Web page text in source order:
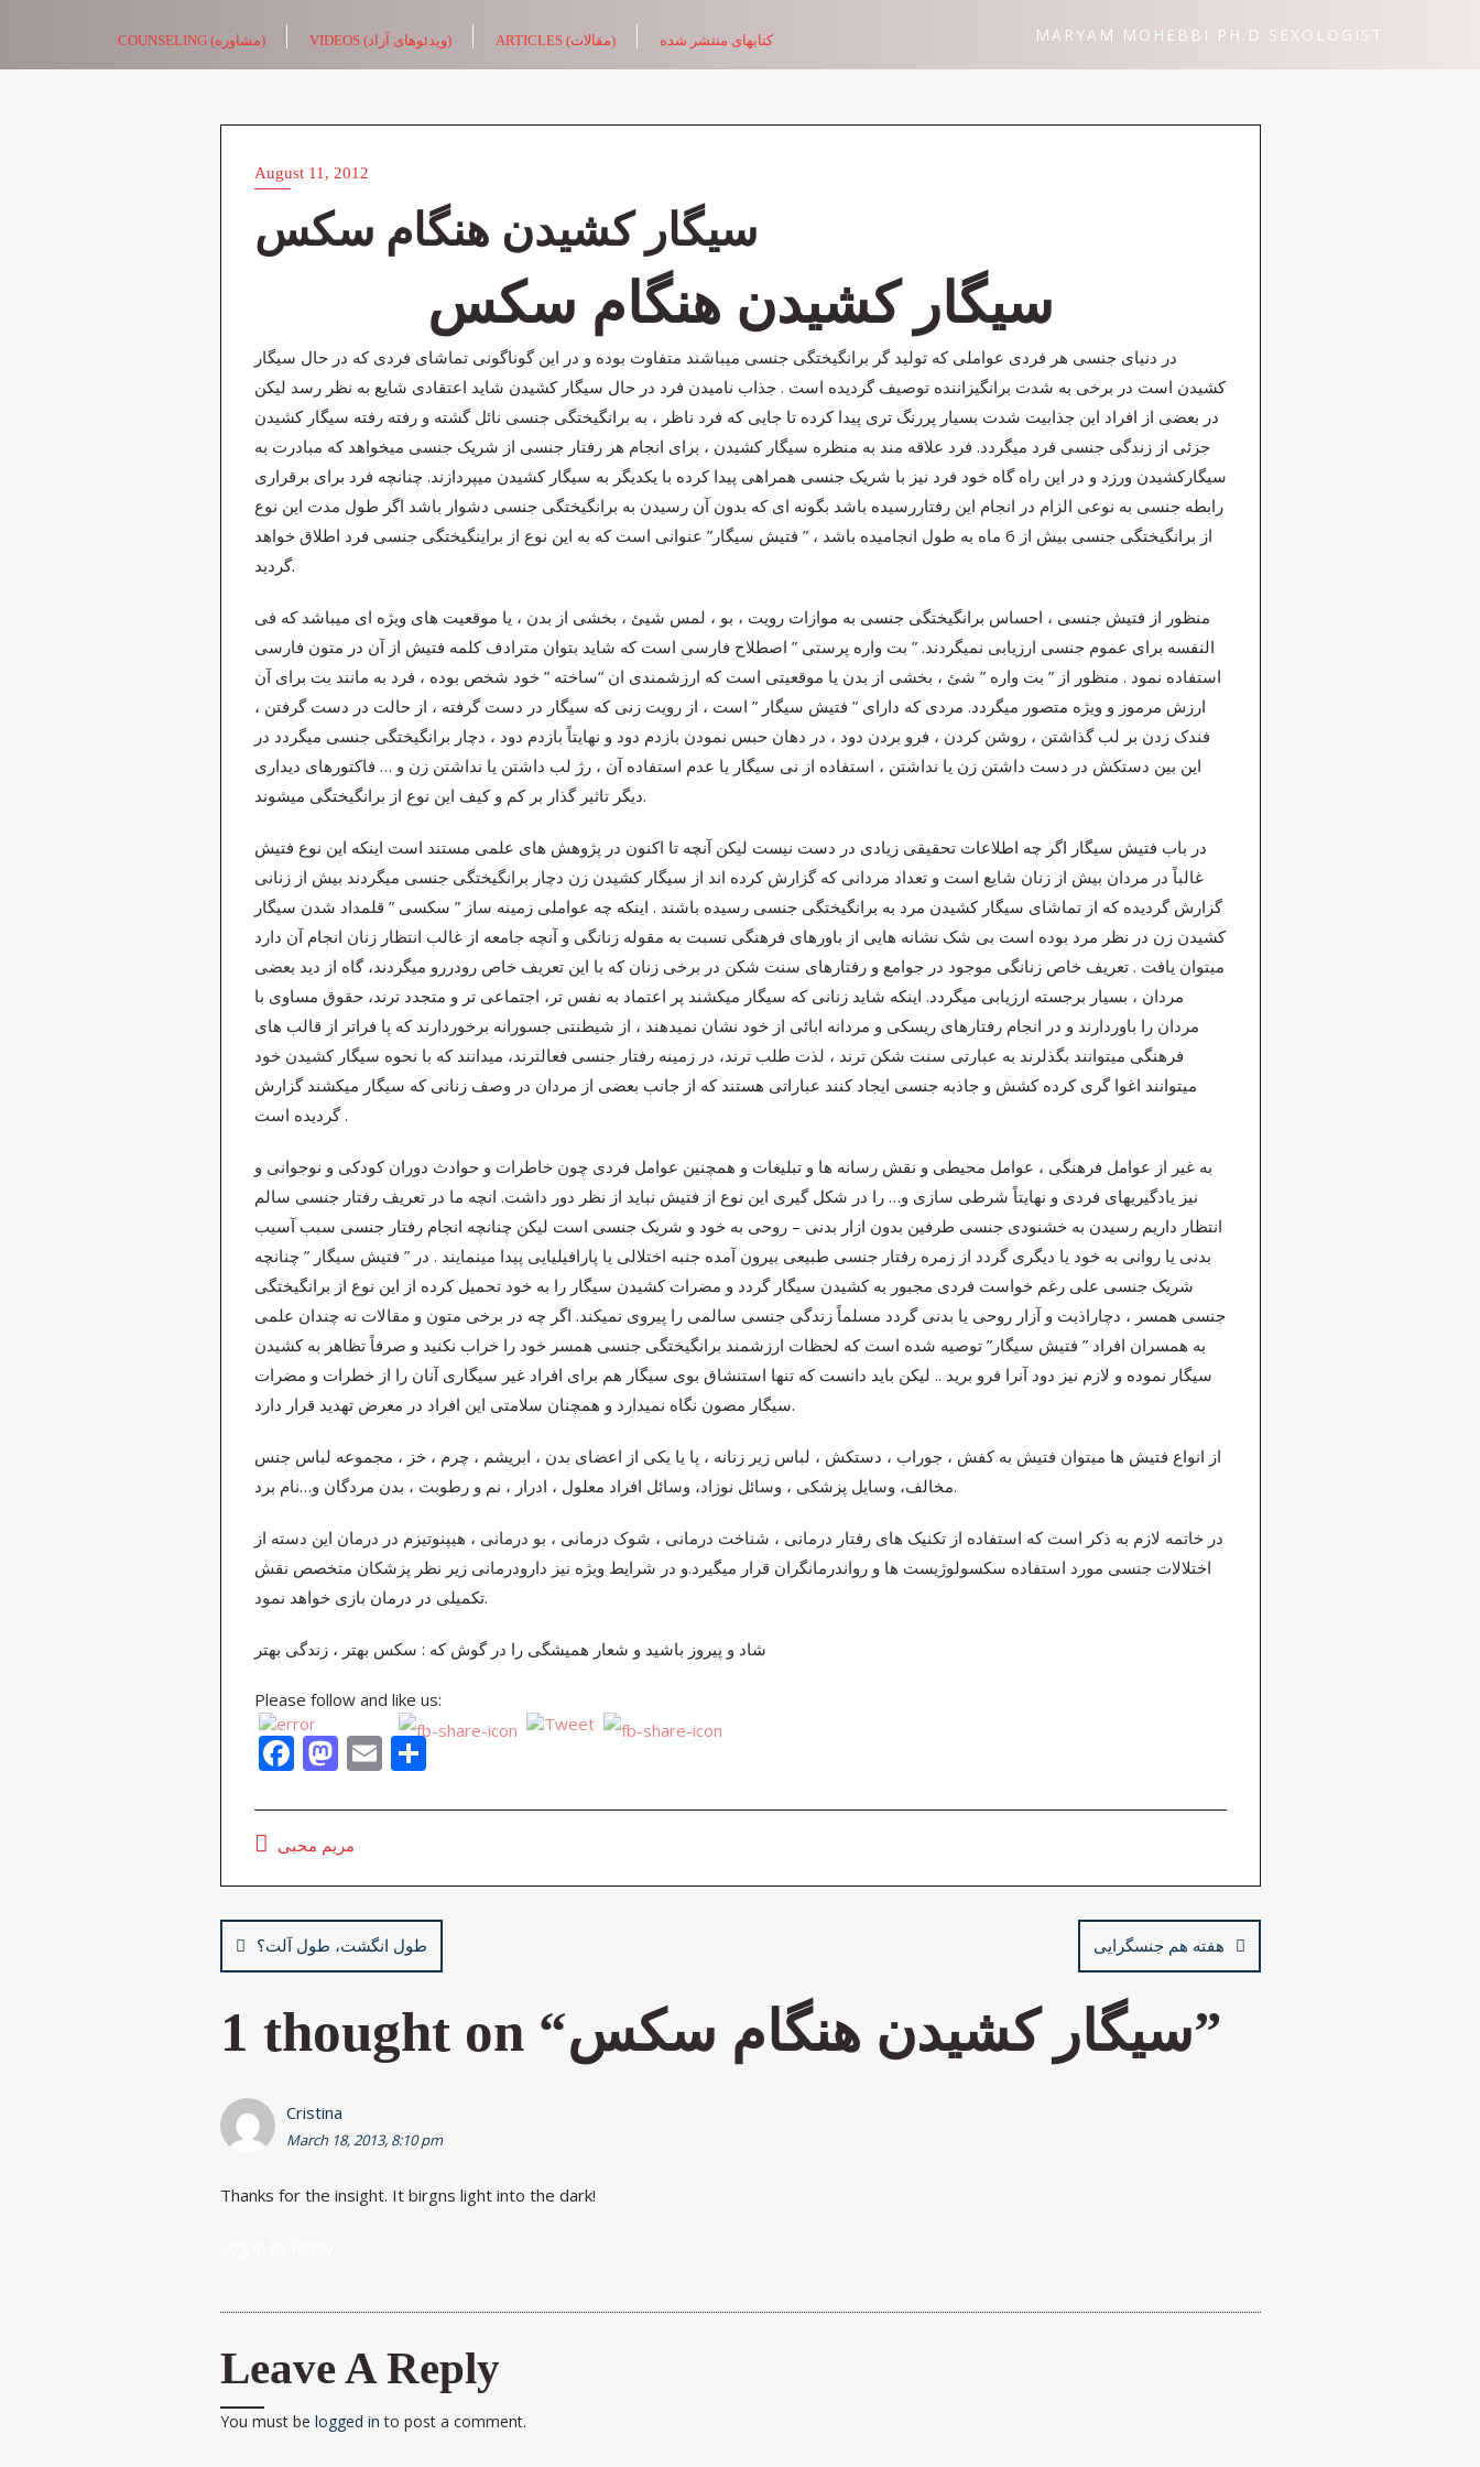
content
MARYAM MOHEBBI PH.D SEXOLOGIST COUNSELING (مشاوره) VIDEOS (ویدئوهای آزاد) ARTICLES (مقالات) کتابهای منتشر شده
August 11, 2012
سیگار کشیدن هنگام سکس
سیگار کشیدن هنگام سکس
در دنیای جنسی هر فردی عواملی که تولید گر برانگیختگی جنسی میباشند متفاوت بوده و در این گوناگونی تماشای فردی که در حال سیگار
کشیدن است در برخی به شدت برانگیزاننده توصیف گردیده است . جذاب نامیدن فرد در حال سیگار کشیدن شاید اعتقادی شایع به نظر رسد لیکن
در بعضی از افراد این جذابیت شدت بسیار پررنگ تری پیدا کرده تا جایی که فرد ناظر ، به برانگیختگی جنسی نائل گشته و رفته رفته سیگار کشیدن
جزئی از زندگی جنسی فرد میگردد. فرد علاقه مند به منظره سیگار کشیدن ، برای انجام هر رفتار جنسی از شریک جنسی میخواهد که مبادرت به
سیگارکشیدن ورزد و در این راه گاه خود فرد نیز با شریک جنسی همراهی پیدا کرده با یکدیگر به سیگار کشیدن میپردازند. چنانچه فرد برای برقراری
رابطه جنسی به نوعی الزام در انجام این رفتاررسیده باشد بگونه ای که بدون آن رسیدن به برانگیختگی جنسی دشوار باشد اگر طول مدت این نوع
از برانگیختگی جنسی بیش از 6 ماه به طول انجامیده باشد ، ” فتیش سیگار” عنوانی است که به این نوع از براینگیختگی جنسی فرد اطلاق خواهد
گردید.
منظور از فتیش جنسی ، احساس برانگیختگی جنسی به موازات رویت ، بو ، لمس شیئ ، بخشی از بدن ، یا موقعیت های ویژه ای میباشد که فی
النفسه برای عموم جنسی ارزیابی نمیگردند. ” بت واره پرستی ” اصطلاح فارسی است که شاید بتوان مترادف کلمه فتیش از آن در متون فارسی
استفاده نمود . منظور از ” بت واره ” شئ ، بخشی از بدن یا موقعیتی است که ارزشمندی ان “ساخته ” خود شخص بوده ، فرد به مانند بت برای آن
ارزش مرموز و ویژه متصور میگردد. مردی که دارای ” فتیش سیگار ” است ، از رویت زنی که سیگار در دست گرفته ، از حالت در دست گرفتن ،
فندک زدن بر لب گذاشتن ، روشن کردن ، فرو بردن دود ، در دهان حبس نمودن بازدم دود و نهایتاً بازدم دود ، دچار برانگیختگی جنسی میگردد در
این بین دستکش در دست داشتن زن یا نداشتن ، استفاده از نی سیگار یا عدم استفاده آن ، رژ لب داشتن یا نداشتن زن و … فاکتورهای دیداری
دیگر تاثیر گذار بر کم و کیف این نوع از برانگیختگی میشوند.
در باب فتیش سیگار اگر چه اطلاعات تحقیقی زیادی در دست نیست لیکن آنچه تا اکنون در پژوهش های علمی مستند است اینکه این نوع فتیش
غالباً در مردان بیش از زنان شایع است و تعداد مردانی که گزارش کرده اند از سیگار کشیدن زن دچار برانگیختگی جنسی میگردند بیش از زنانی
گزارش گردیده که از تماشای سیگار کشیدن مرد به برانگیختگی جنسی رسیده باشند . اینکه چه عواملی زمینه ساز ” سکسی ” قلمداد شدن سیگار
کشیدن زن در نظر مرد بوده است بی شک نشانه هایی از باورهای فرهنگی نسبت به مقوله زنانگی و آنچه جامعه از غالب انتظار زنان انجام آن دارد
میتوان یافت . تعریف خاص زنانگی موجود در جوامع و رفتارهای سنت شکن در برخی زنان که با این تعریف خاص رودررو میگردند، گاه از دید بعضی
مردان ، بسیار برجسته ارزیابی میگردد. اینکه شاید زنانی که سیگار میکشند پر اعتماد به نفس تر، اجتماعی تر و متجدد ترند، حقوق مساوی با
مردان را باوردارند و در انجام رفتارهای ریسکی و مردانه ابائی از خود نشان نمیدهند ، از شیطنتی جسورانه برخوردارند که پا فراتر از قالب های
فرهنگی میتوانند بگذلرند به عبارتی سنت شکن ترند ، لذت طلب ترند، در زمینه رفتار جنسی فعالترند، میدانند که با نحوه سیگار کشیدن خود
میتوانند اغوا گری کرده کشش و جاذبه جنسی ایجاد کنند عباراتی هستند که از جانب بعضی از مردان در وصف زنانی که سیگار میکشند گزارش
گردیده است .
به غیر از عوامل فرهنگی ، عوامل محیطی و نقش رسانه ها و تبلیغات و همچنین عوامل فردی چون خاطرات و حوادث دوران کودکی و نوجوانی و
نیز یادگیریهای فردی و نهایتاً شرطی سازی و… را در شکل گیری این نوع از فتیش نباید از نظر دور داشت. انچه ما در تعریف رفتار جنسی سالم
انتظار داریم رسیدن به خشنودی جنسی طرفین بدون ازار بدنی – روحی به خود و شریک جنسی است لیکن چنانچه انجام رفتار جنسی سبب آسیب
بدنی یا روانی به خود یا دیگری گردد از زمره رفتار جنسی طبیعی بیرون آمده جنبه اختلالی یا پارافیلیایی پیدا مینمایند . در ” فتیش سیگار ” چنانچه
شریک جنسی علی رغم خواست فردی مجبور به کشیدن سیگار گردد و مضرات کشیدن سیگار را به خود تحمیل کرده از این نوع از برانگیختگی
جنسی همسر ، دچاراذیت و آزار روحی یا بدنی گردد مسلماً زندگی جنسی سالمی را پیروی نمیکند. اگر چه در برخی متون و مقالات نه چندان علمی
به همسران افراد ” فتیش سیگار” توصیه شده است که لحظات ارزشمند برانگیختگی جنسی همسر خود را خراب نکنید و صرفاً تظاهر به کشیدن
سیگار نموده و لازم نیز دود آنرا فرو برید .. لیکن باید دانست که تنها استنشاق بوی سیگار هم برای افراد غیر سیگاری آنان را از خطرات و مضرات
سیگار مصون نگاه نمیدارد و همچنان سلامتی این افراد در معرض تهدید قرار دارد.
از انواع فتیش ها میتوان فتیش به کفش ، جوراب ، دستکش ، لباس زیر زنانه ، پا یا یکی از اعضای بدن ، ابریشم ، چرم ، خز ، مجموعه لباس جنس
مخالف، وسایل پزشکی ، وسائل نوزاد، وسائل افراد معلول ، ادرار ، نم و رطوبت ، بدن مردگان و…نام برد.
در خاتمه لازم به ذکر است که استفاده از تکنیک های رفتار درمانی ، شناخت درمانی ، شوک درمانی ، بو درمانی ، هیپنوتیزم در درمان این دسته از
اختلالات جنسی مورد استفاده سکسولوژیست ها و رواندرمانگران قرار میگیرد.و در شرایط ویژه نیز دارودرمانی زیر نظر پزشکان متخصص نقش
تکمیلی در درمان بازی خواهد نمود.
شاد و پیروز باشید و شعار همیشگی را در گوش که : سکس بهتر ، زندگی بهتر
Please follow and like us:
F
ac
e
b
o
o
k
M
as
to
d
o
n
E
m
ai
S
ar مریم محبی
Post
navigation
طول انگشت، طول آلت؟ هفته هم جنسگرایی
1 thought on “سیگار کشیدن هنگام سکس”
Cristina
March 18, 2013, 8:10 pm
Thanks for the insight. It birgns light into the dark!
Leave A Reply
You must be logged in to post a comment.